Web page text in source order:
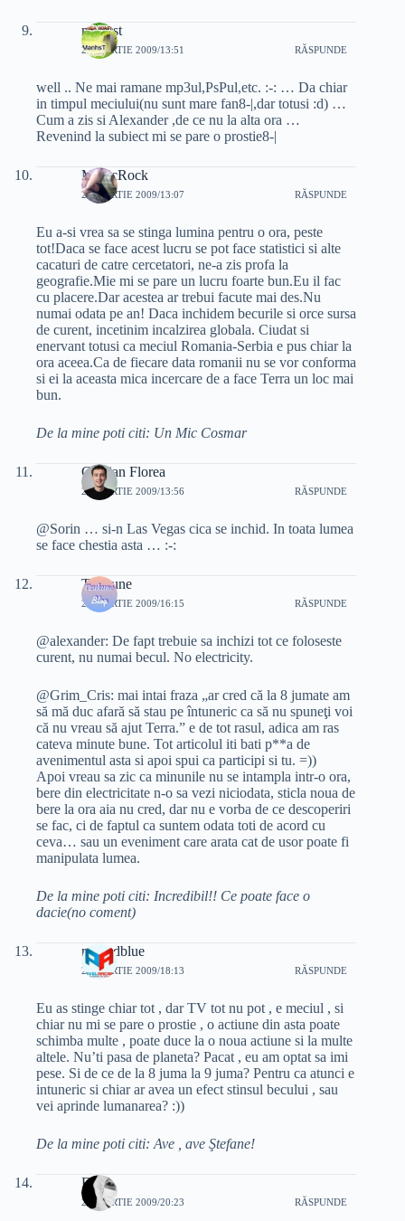
manhst
27 MARTIE 2009/13:51 RĂSPUNDE
well .. Ne mai ramane mp3ul,PsPul,etc. :-: … Da chiar
in timpul meciului(nu sunt mare fan8-|,dar totusi :d) …
Cum a zis si Alexander ,de ce nu la alta ora …
Revenind la subiect mi se pare o prostie8-|
MagicRock
27 MARTIE 2009/13:07 RĂSPUNDE
Eu a-si vrea sa se stinga lumina pentru o ora, peste
tot!Daca se face acest lucru se pot face statistici si alte
cacaturi de catre cercetatori, ne-a zis profa la
geografie.Mie mi se pare un lucru foarte bun.Eu il fac
cu placere.Dar acestea ar trebui facute mai des.Nu
numai odata pe an! Daca inchidem becurile si orce sursa
de curent, incetinim incalzirea globala. Ciudat si
enervant totusi ca meciul Romania-Serbia e pus chiar la
ora aceea.Ca de fiecare data romanii nu se vor conforma
si ei la aceasta mica incercare de a face Terra un loc mai
bun.
De la mine poti citi: Un Mic Cosmar
Cristian Florea
27 MARTIE 2009/13:56 RĂSPUNDE
@Sorin … si-n Las Vegas cica se inchid. In toata lumea
se face chestia asta … :-:
Tzukune
27 MARTIE 2009/16:15 RĂSPUNDE
@alexander: De fapt trebuie sa inchizi tot ce foloseste
curent, nu numai becul. No electricity.
@Grim_Cris: mai intai fraza „ar cred că la 8 jumate am
să mă duc afară să stau pe întuneric ca să nu spuneţi voi
că nu vreau să ajut Terra.” e de tot rasul, adica am ras
cateva minute bune. Tot articolul iti bati p**a de
avenimentul asta si apoi spui ca participi si tu. =))
Apoi vreau sa zic ca minunile nu se intampla intr-o ora,
bere din electricitate n-o sa vezi niciodata, sticla noua de
bere la ora aia nu cred, dar nu e vorba de ce descoperiri
se fac, ci de faptul ca suntem odata toti de acord cu
ceva… sau un eveniment care arata cat de usor poate fi
manipulata lumea.
De la mine poti citi: Incredibil!! Ce poate face o
dacie(no coment)
redandblue
27 MARTIE 2009/18:13 RĂSPUNDE
Eu as stinge chiar tot , dar TV tot nu pot , e meciul , si
chiar nu mi se pare o prostie , o actiune din asta poate
schimba multe , poate duce la o noua actiune si la multe
altele. Nu’ti pasa de planeta? Pacat , eu am optat sa imi
pese. Si de ce de la 8 juma la 9 juma? Pentru ca atunci e
intuneric si chiar ar avea un efect stinsul becului , sau
vei aprinde lumanarea? :))
De la mine poti citi: Ave , ave Ştefane!
Easy
27 MARTIE 2009/20:23 RĂSPUNDE